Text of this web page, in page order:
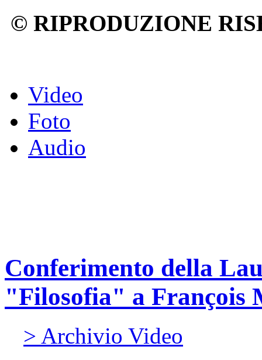
© RIPRODUZIONE
Video
Foto
Audio
Conferimento della
"Filosofia" a François
> Archivio Video